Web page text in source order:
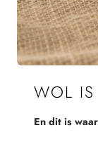
WOL IS
En dit is